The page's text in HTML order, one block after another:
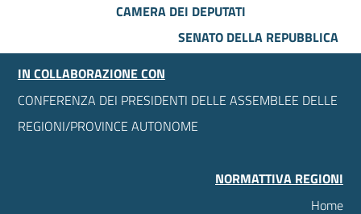
CAMERA DEI DEPUTATI
SENATO DELLA REPUBBLICA
IN COLLABORAZIONE CON
CONFERENZA DEI PRESIDENTI DELLE ASSEMBLEE DELLE
REGIONI/PROVINCE AUTONOME
NORMATTIVA REGIONI
Home